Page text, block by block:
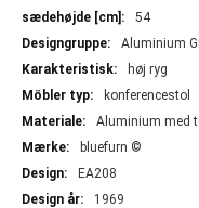
54
Aluminium
høj ryg
konferencestol
Aluminium med
bluefurn ©
EA208
1969